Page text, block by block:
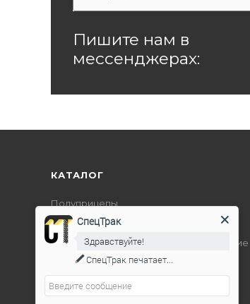
Пишите нам в
мессенджерах:
КАТАЛОГ
Полуприцепы
Дорожно-строительная техника
Подъемно-транспортное оборудование
СпецТрак
Здравствуйте!
СпецТрак печатает...